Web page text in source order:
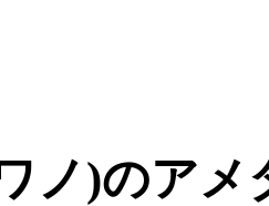
ノ)のアメ